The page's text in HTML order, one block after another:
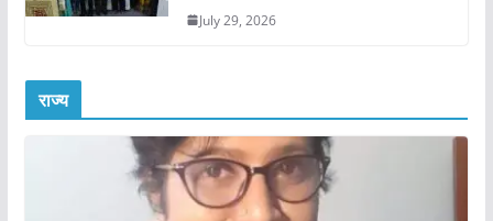
July 29, 2026
राज्य